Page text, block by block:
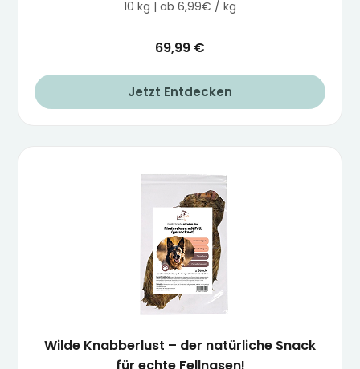
10 kg | ab 6,99€ / kg
69,99 €
Jetzt Entdecken
Wilde Knabberlust – der natürliche Snack